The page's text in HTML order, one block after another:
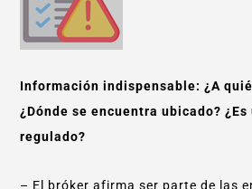
Información indispensable: ¿A
¿Dónde se encuentra ubicado?
regulado?
– El bróker afirma ser parte de las